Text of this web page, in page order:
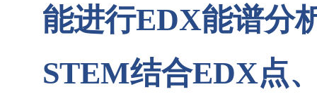
能进行EDX能谱分
STEM结合EDX点